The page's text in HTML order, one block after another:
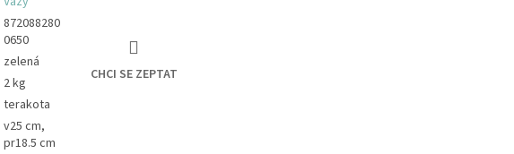
872088280
0650
zelená
2 kg
terakota
v25 cm,
pr18.5 cm
CHCI SE ZEPTAT